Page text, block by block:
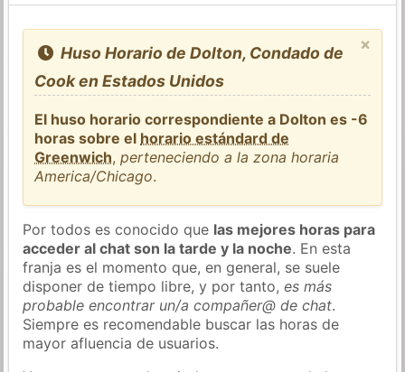
×
Huso Horario de Dolton, Condado de
Cook en Estados Unidos
El huso horario correspondiente a Dolton es -6
horas sobre el horario estándard de
Greenwich,perteneciendo a la zona horaria
America/Chicago.
Por todos es conocido que las mejores horas para
acceder al chat son la tarde y la noche. En esta
franja es el momento que, en general, se suele
disponer de tiempo libre, y por tanto,es más
probable encontrar un/a compañer@ de chat.
Siempre es recomendable buscar las horas de
mayor afluencia de usuarios.